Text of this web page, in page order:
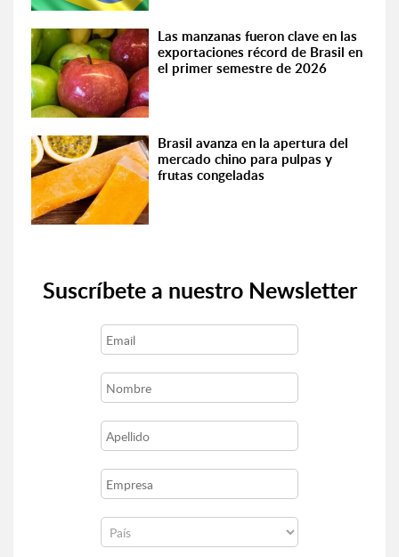
Las manzanas fueron clave en las
exportaciones récord de Brasil en
el primer semestre de 2026
Brasil avanza en la apertura del
mercado chino para pulpas y
frutas congeladas
Suscríbete a nuestro Newsletter